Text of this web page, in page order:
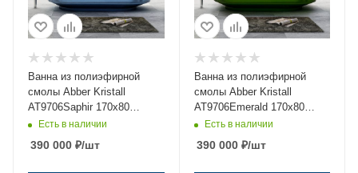
Ванна из полиэфирной
смолы Abber Kristall
AT9706Saphir 170х80
отдельностоящая овальная
Есть в наличии
390 000 ₽/шт
Ванна из полиэфирной
смолы Abber Kristall
AT9706Emerald 170х80
отдельностоящая овальная
Есть в наличии
390 000₽/шт